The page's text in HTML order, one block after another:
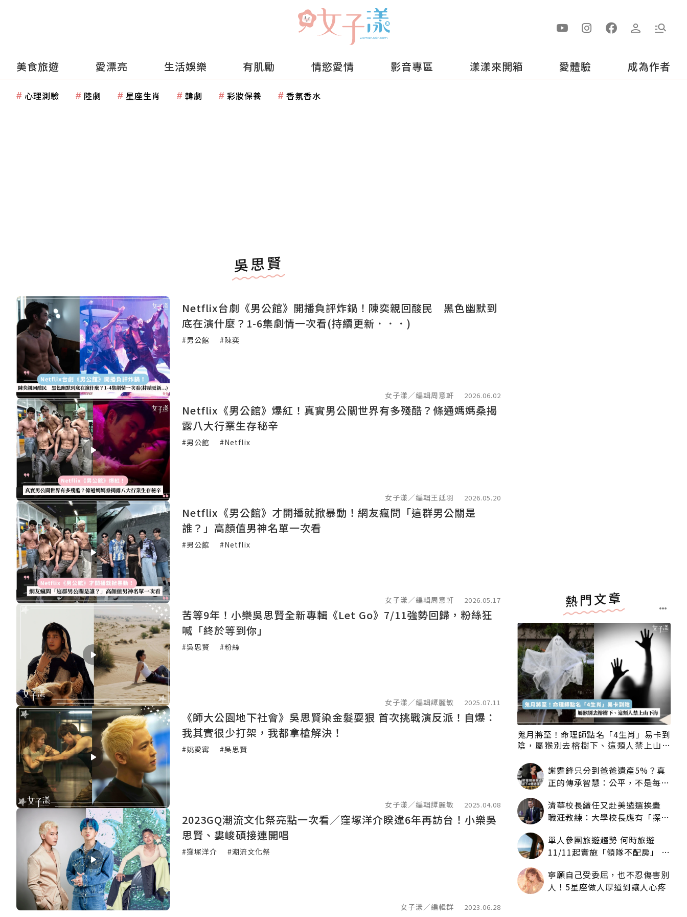
美食旅遊 愛漂亮 生活娛樂 有肌勵 情慾愛情 影音專區 漾漾來開箱 愛體驗 成為作者
心理測驗 陸劇 星座生肖 韓劇 彩妝保養 香氛香水
吳思賢
Netflix台劇《男公館》開播負評炸鍋！陳奕親回酸民 黑色幽默到
底在演什麼？1-6集劇情一次看(持續更新．．．)
#男公館 #陳奕
女子漾／編輯周意軒 2026.06.02
Netflix《男公館》爆紅！真實男公關世界有多殘酷？條通媽媽桑揭
露八大行業生存秘辛
#男公館 #Netflix
女子漾／編輯王廷羽 2026.05.20
Netflix《男公館》才開播就掀暴動！網友瘋問「這群男公關是
誰？」高顏值男神名單一次看
#男公館 #Netflix
女子漾／編輯周意軒 2026.05.17
苦等9年！小樂吳思賢全新專輯《Let Go》7/11強勢回歸，粉絲狂
喊「終於等到你」
#吳思賢 #粉絲
女子漾／編輯譚麗敏 2025.07.11
《師大公園地下社會》吳思賢染金髮耍狠 首次挑戰演反派！自爆：
我其實很少打架，我都拿槍解決！
#姚愛寗 #吳思賢
女子漾／編輯譚麗敏 2025.04.08
2023GQ潮流文化祭亮點一次看／窪塚洋介睽違6年再訪台！小樂吳
思賢、婁峻碩接連開唱
#窪塚洋介 #潮流文化祭
女子漾／編輯群 2023.06.28
熱門文章
鬼月將至！命理師點名「4生肖」易卡到
陰，屬猴別去榕樹下、這類人禁上山下
謝霆鋒只分到爸爸遺產5%？真
正的傳承智慧：公平，不是每個
清華校長續任又赴美遴選挨轟
職涯教練：大學校長應有「探
單人參團旅遊趨勢 何時旅遊
11/11起實施「領隊不配房」 落
寧願自己受委屈，也不忍傷害別
人！5星座做人厚道到讓人心疼